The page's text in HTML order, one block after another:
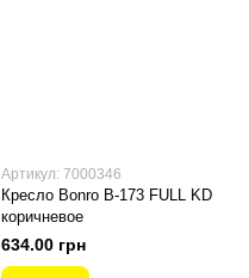
Артикул: 7000346
Кресло Bonro В-173 FULL KD
коричневое
634.00 грн